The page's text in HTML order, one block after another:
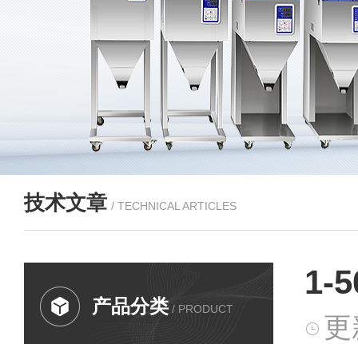
技术文章 / TECHNICAL ARTICLES
产品分类 / PRODUCT
1-